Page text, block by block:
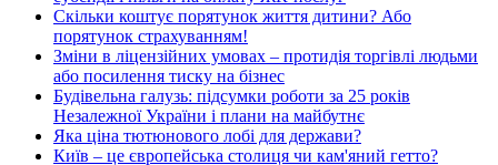
Скільки коштує порятунок життя дитини? Або
порятунок страхуванням!
Зміни в ліцензійних умовах – протидія торгівлі людьми
або посилення тиску на бізнес
Будівельна галузь: підсумки роботи за 25 років
Незалежної України і плани на майбутнє
Яка ціна тютюнового лобі для держави?
Київ – це європейська столиця чи кам'яний гетто?